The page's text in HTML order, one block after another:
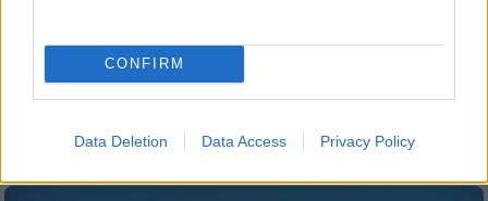
CONFIRM
Data Deletion Data Access Privacy Policy
Η πλειοψηφία, επισημαίνει ότι «δεν
αποκλείεται αλλαγή προορισμού δασικής
έκτασης με σκοπό την εφαρμογή
χωροταξικού σχεδίου, που έχει θεσπιστεί
σύμφωνα με το Σύνταγμα»